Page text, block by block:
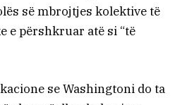
së mbrojtjes kolektive të
e përshkruar atë si “të
se Washingtoni do ta